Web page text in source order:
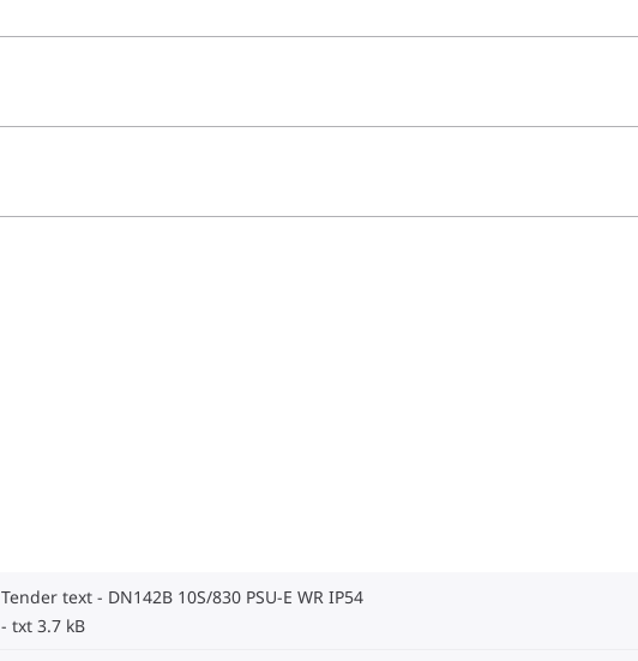
Tender text - DN142B 10S/830 PSU-E WR IP54
txt 3.7 kB